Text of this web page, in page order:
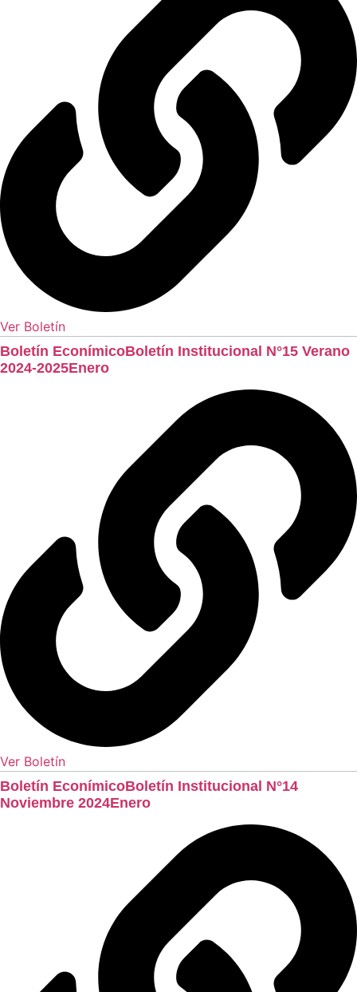
Ver Boletín
Boletín EconímicoBoletín Institucional N°15 Verano
2024-2025Enero
Ver Boletín
Boletín EconímicoBoletín Institucional N°14
Noviembre 2024Enero